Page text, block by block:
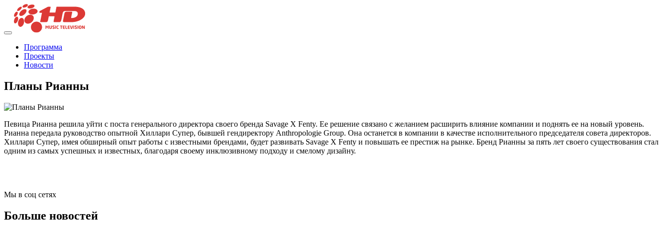
Программа
Проекты
Новости
Планы Рианны
Певица Рианна решила уйти с поста генерального директора своего бренда Savage X Fenty. Ее решение связано с желанием расширить влияние компании и поднять ее на новый уровень.
Рианна передала руководство опытной Хиллари Супер, бывшей гендиректору Anthropologie Group. Она останется в компании в качестве исполнительного председателя совета директоров.
Хиллари Супер, имея обширный опыт работы с известными брендами, будет развивать Savage X Fenty и повышать ее престиж на рынке. Бренд Рианны за пять лет своего существования стал
одним из самых успешных и известных, благодаря своему инклюзивному подходу и смелому дизайну.
Мы в соц сетях
Больше новостей